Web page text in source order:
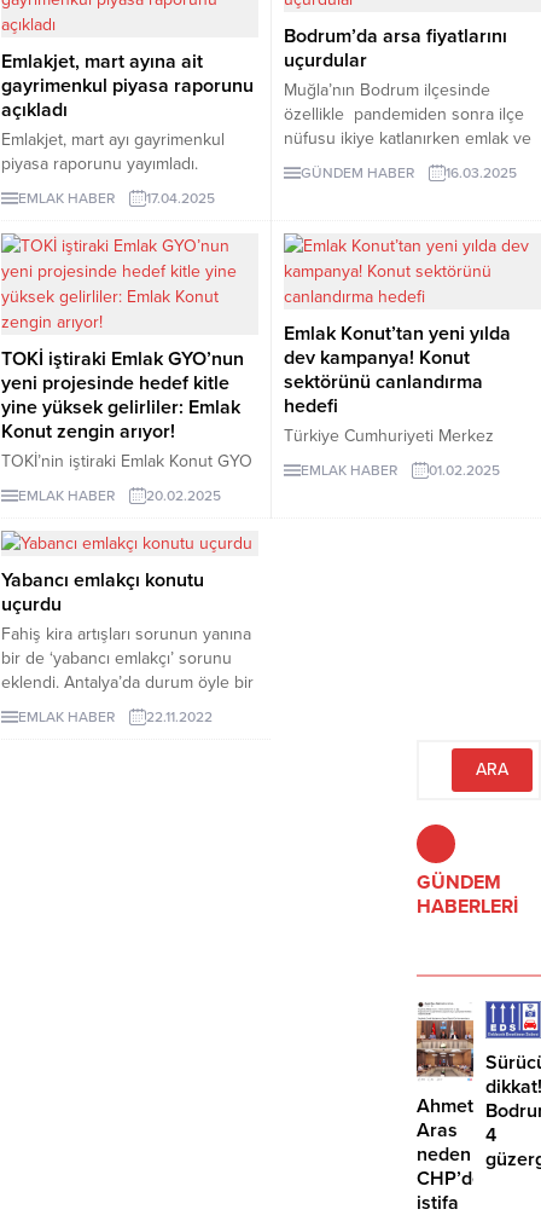
şekilleri.
açıldığını belirterek, "Gayrimenkul
sahipleri, emlak danışmanına Tapu
ve Kadastro Genel Müdürlüğünün
sisteminden yetki verebilecek.
Emlak danışmanı da aldığı yetkiyle,
kontratı kiracı adayına elektronik
Emlakjet, mart ayına ait
gayrimenkul piyasa raporunu
açıkladı
Emlakjet, mart ayı gayrimenkul
piyasa raporunu yayımladı.
Raporda, konut fiyatlarında en
yüksek fiyat artışının Adana'da
olduğu, büyükşehirlerde ise fiyat
artışının yavaşladığı görüldü.
Gayrimenkul arayışında olan
katılımcıların büyük bölümünün
satılık konut aradığı belirtilen
raporda, ankete katılan
kullanıcıların yüzde 70'inin ilan
sitelerinden arama yaptığı
kaydedildi.
EMLAK HABER 17.04.2025
Bodrum’da arsa fiyatlarını
uçurdular
Muğla’nın Bodrum ilçesinde
özellikle pandemiden sonra ilçe
nüfusu ikiye katlanırken emlak ve
arsa fiyatlarında yüzde 400’lere
varan artış nedeniyle büyük
çaresiz duruma düştü.
GÜNDEM HABER 16.03.2025
TOKİ iştiraki Emlak GYO’nun
yeni projesinde hedef kitle
yine yüksek gelirliler: Emlak
Konut zengin arıyor!
TOKİ’nin iştiraki Emlak Konut GYO
tarafından hayata geçirilen yeni
sosyal konut projesi orta gelirlileri
sevindirmedi.
EMLAK HABER 20.02.2025
Emlak Konut’tan yeni yılda
dev kampanya! Konut
sektörünü canlandırma
hedefi
Türkiye Cumhuriyeti Merkez
Bankası'nın (TCMB) faiz
indirimleriyle gayrimenkul
EMLAK HABER 01.02.2025
Yabancı emlakçı konutu
uçurdu
Fahiş kira artışları sorunun yanına
bir de ‘yabancı emlakçı’ sorunu
eklendi. Antalya’da durum öyle bir
hal aldı ki; Antalya Emlak
EMLAK HABER 22.11.2022
GÜNDEM
HABERLERİ
Ahmet
Aras
neden
CHP’den
istifa
dikkat!
4